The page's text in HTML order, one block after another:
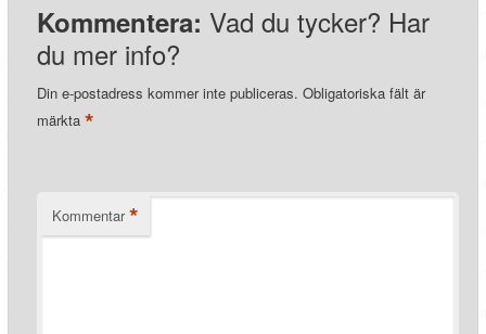
Kommentera: Vad du tycker? Har
du mer info?
Din e-postadress kommer inte publiceras. Obligatoriska fält är
märkta*
Kommentar *